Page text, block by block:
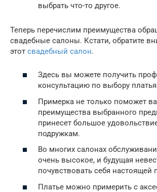
выбрать что-то другое.
Теперь перечислим преимущества
свадебные салоны. Кстати, обратите
этот свадебный салон.
Здесь вы можете получить
консультацию по выбору
Примерка не только поможет
преимущества выбранного
принесет большое
подружкам.
Во многих салонах
очень высокое, и будущая
почувствовать себя настоящей
Платье можно примерить с